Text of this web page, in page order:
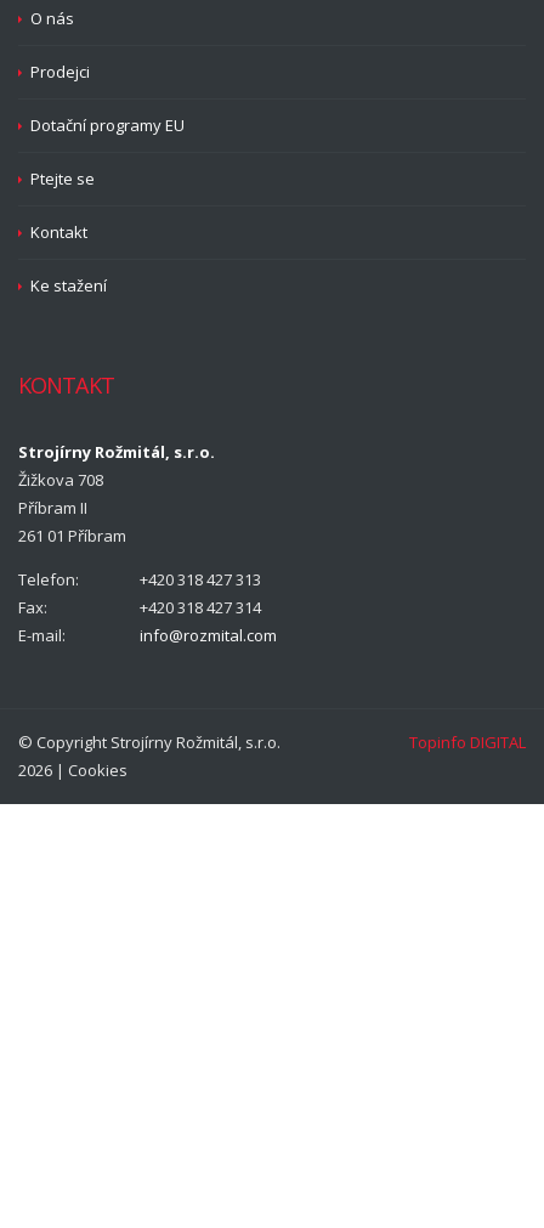
O nás
Prodejci
Dotační programy EU
Ptejte se
Kontakt
Ke stažení
KONTAKT
Strojírny Rožmitál, s.r.o.
Žižkova 708
Příbram II
261 01 Příbram
Telefon:
+420 318 427 313
Fax:
+420 318 427 314
E-mail:
info@rozmital.com
© Copyright Strojírny Rožmitál, s.r.o.
2026 | Cookies
Topinfo DIGITAL